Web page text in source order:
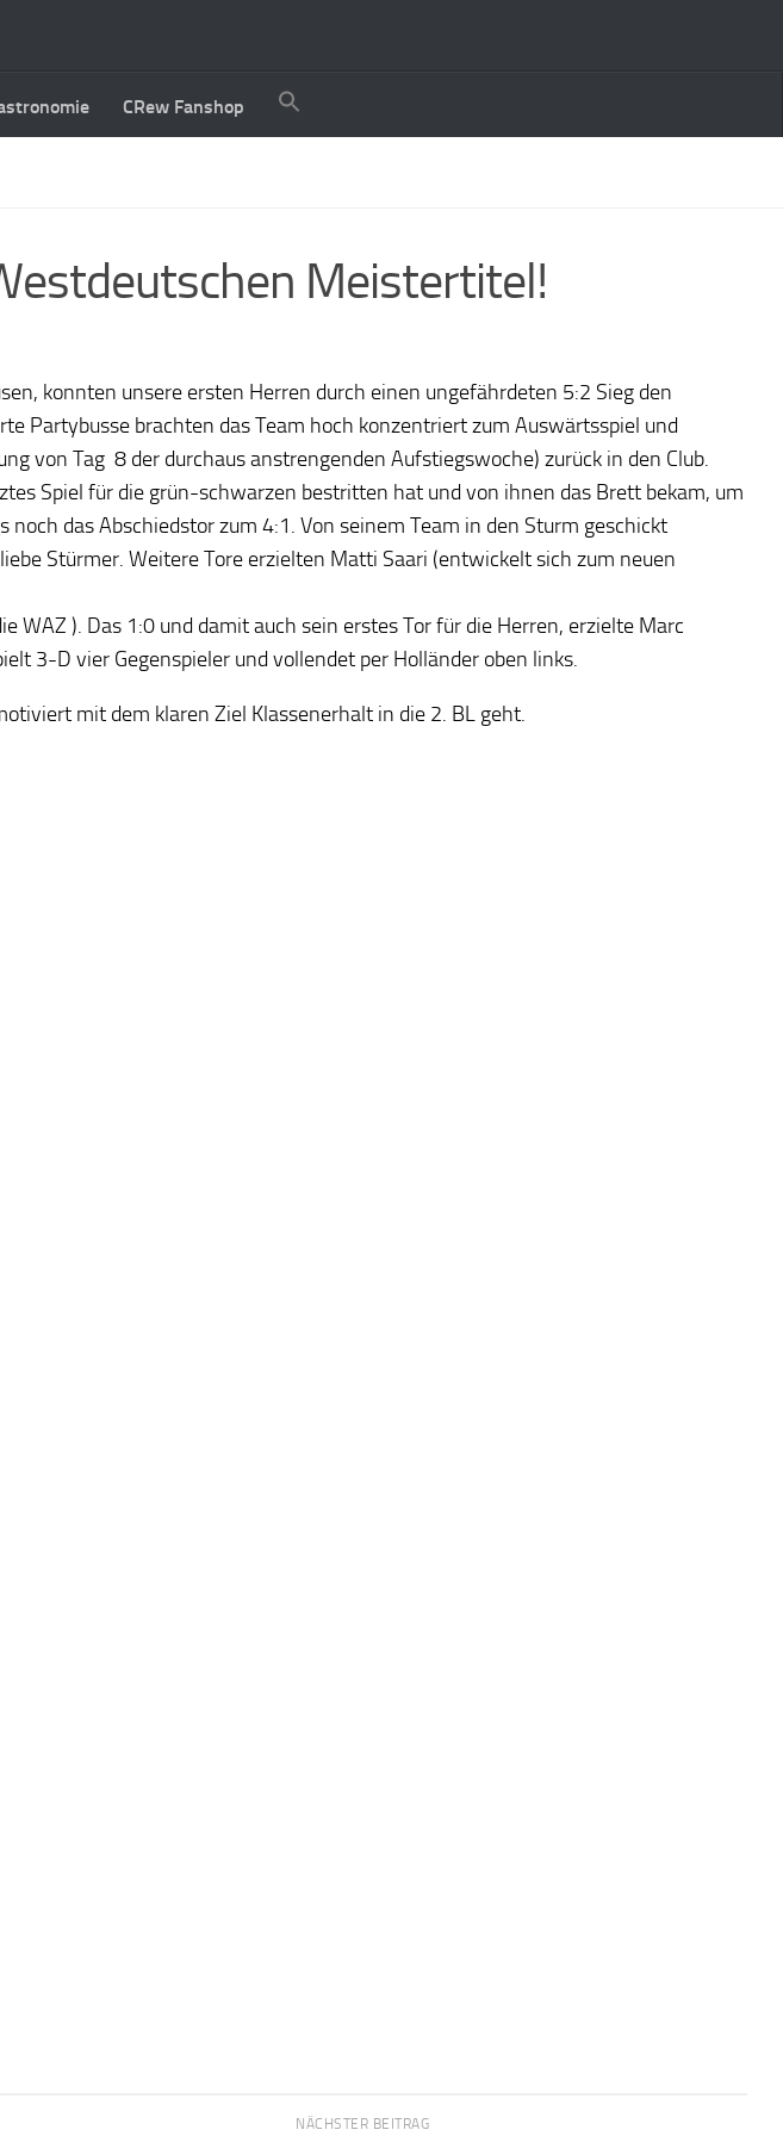
CRew Fanshop
Meistertitel!
konnten unsere ersten Herren durch einen ungefährdeten 5:2 Sieg den
Partybusse brachten das Team hoch konzentriert zum Auswärtsspiel und
von Tag 8 der durchaus anstrengenden Aufstiegswoche) zurück in den Club.
Spiel für die grün-schwarzen bestritten hat und von ihnen das Brett bekam, um
das Abschiedstor zum 4:1. Von seinem Team in den Sturm geschickt
Stürmer. Weitere Tore erzielten Matti Saari (entwickelt sich zum neuen
). Das 1:0 und damit auch sein erstes Tor für die Herren, erzielte Marc
3-D vier Gegenspieler und vollendet per Holländer oben links.
mit dem klaren Ziel Klassenerhalt in die 2. BL geht.
NÄCHSTER BEITRAG